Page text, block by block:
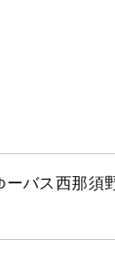
バス西那須